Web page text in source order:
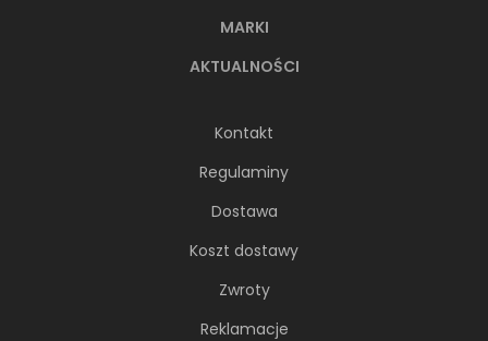
MARKI
AKTUALNOŚCI
Kontakt
Regulaminy
Dostawa
Koszt dostawy
Zwroty
Reklamacje